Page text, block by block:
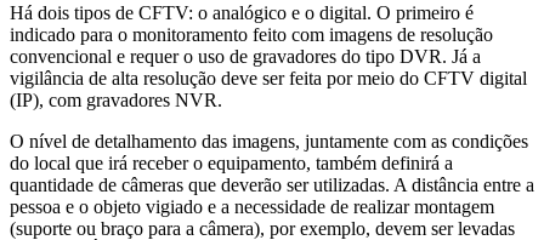
Há dois tipos de CFTV: o analógico e o digital. O primeiro é
indicado para o monitoramento feito com imagens de resolução
convencional e requer o uso de gravadores do tipo DVR. Já a
vigilância de alta resolução deve ser feita por meio do CFTV digital
(IP), com gravadores NVR.
O nível de detalhamento das imagens, juntamente com as condições
do local que irá receber o equipamento, também definirá a
quantidade de câmeras que deverão ser utilizadas. A distância entre a
pessoa e o objeto vigiado e a necessidade de realizar montagem
(suporte ou braço para a câmera), por exemplo, devem ser levadas